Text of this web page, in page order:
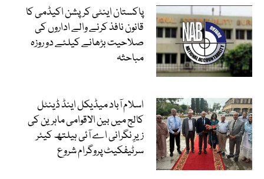
پاکستان اینٹی کرپشن اکیڈمی کا
قانون نافذ کرنے والے اداروں کی
صلاحیت بڑھانے کیلئے دو روزہ
مباحثہ
اسلام آباد میڈیکل اینڈ ڈینٹل
کالج میں بین الاقوامی ماہرین کی
زیرِ نگرانی اے آئی ہیلتھ کیئر
سرٹیفکیٹ پروگرام شروع